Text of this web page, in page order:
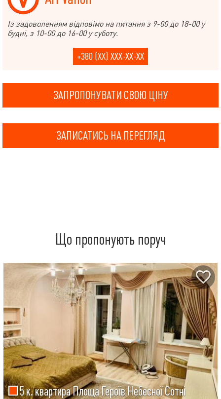
Із задоволенням відповімо на питання з 9-00 до 18-00 у
будні, з 10-00 до 16-00 у суботу.
+380 (XX) XXX-XX-XX
ЗАПРОПОНУВАТИ СВОЮ ЦІНУ
ЗАПИСАТИСЬ НА ПЕРЕГЛЯД
Що пропонують поруч
5 к. квартира Площа Героїв Небесної Сотні